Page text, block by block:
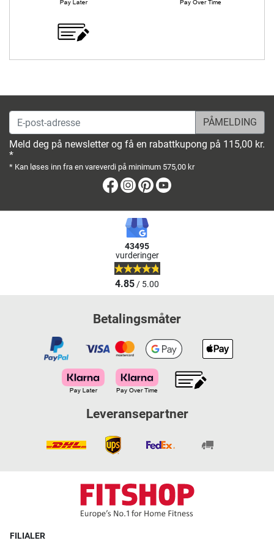
E-post-adresse
Meld deg på newsletter og få en rabattkupong på 115,00 kr.
*
* Kan løses inn fra en vareverdi på minimum 575,00 kr
Facebook
Instagram
Pinterest
43495
vurderinger
4.85/ 5.00
Betalingsmåter
Leveransepartner
FILIALER